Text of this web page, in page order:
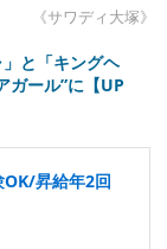
《サワディ大塚》
と「キングヘ
ガール”に【UP
昇給年2回